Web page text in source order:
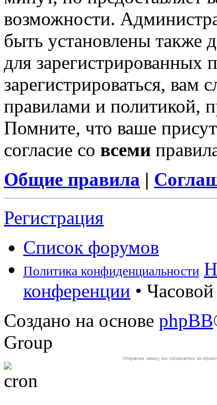
возможности.
быть установлены также
для зарегистрированных
зарегистрироваться, вам
правилами и политикой,
Помните, что ваше
согласие со всеми
Общие правила |
Регистрация
Список форумов
Политика конфиденциальности
конференции •
Создано на основе phpBB
Group
Отправляя заявку, вы соглашаетесь на